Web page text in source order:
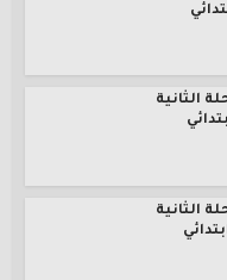
الثانية
الثانية